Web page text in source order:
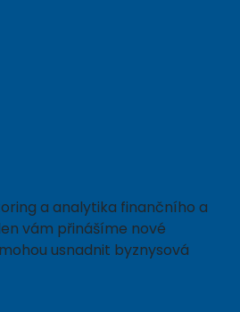
a analytika finančního a
vám přinášíme nové
usnadnit byznysová